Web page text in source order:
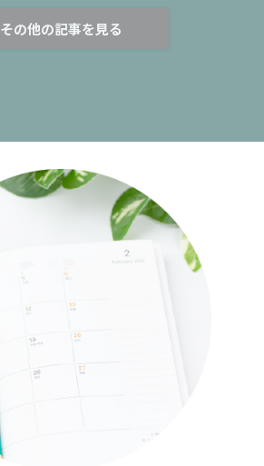
その他の記事を見る